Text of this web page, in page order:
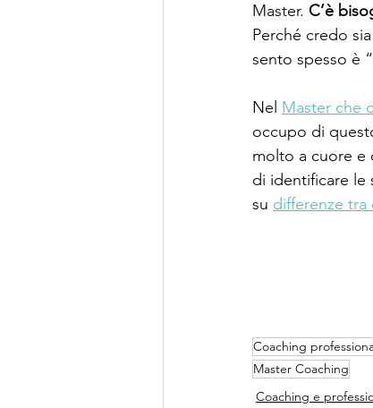
Master. C’è
Perché credo
sento spesso è
Nel Master che
occupo di
molto a cuore e
di identificare le
su differenze
Coaching
Master Coaching
Coaching e